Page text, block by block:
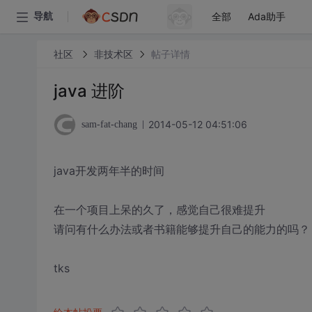
导航 全部 Ada助手
社区 非技术区 帖子详情
java 进阶
sam-fat-chang 2014-05-12 04:51:06
java开发两年半的时间
在一个项目上呆的久了，感觉自己很难提升
请问有什么办法或者书籍能够提升自己的能力的吗？
tks